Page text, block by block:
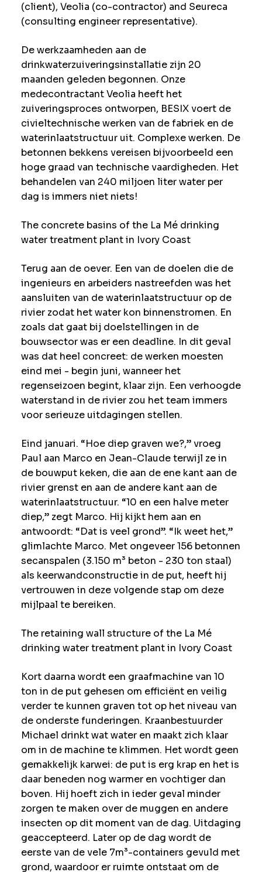
(client), Veolia (co-contractor) and Seureca
(consulting engineer representative).
De werkzaamheden aan de
drinkwaterzuiveringsinstallatie zijn 20
maanden geleden begonnen. Onze
medecontractant Veolia heeft het
zuiveringsproces ontworpen, BESIX voert de
civieltechnische werken van de fabriek en de
waterinlaatstructuur uit. Complexe werken. De
betonnen bekkens vereisen bijvoorbeeld een
hoge graad van technische vaardigheden. Het
behandelen van 240 miljoen liter water per
dag is immers niet niets!
The concrete basins of the La Mé drinking
water treatment plant in Ivory Coast
Terug aan de oever. Een van de doelen die de
ingenieurs en arbeiders nastreefden was het
aansluiten van de waterinlaatstructuur op de
rivier zodat het water kon binnenstromen. En
zoals dat gaat bij doelstellingen in de
bouwsector was er een deadline. In dit geval
was dat heel concreet: de werken moesten
eind mei - begin juni, wanneer het
regenseizoen begint, klaar zijn. Een verhoogde
waterstand in de rivier zou het team immers
voor serieuze uitdagingen stellen.
Eind januari. “Hoe diep graven we?,” vroeg
Paul aan Marco en Jean-Claude terwijl ze in
de bouwput keken, die aan de ene kant aan de
rivier grenst en aan de andere kant aan de
waterinlaatstructuur. “10 en een halve meter
diep,” zegt Marco. Hij kijkt hem aan en
antwoordt: “Dat is veel grond”. “Ik weet het,”
glimlachte Marco. Met ongeveer 156 betonnen
secanspalen (3.150 m³ beton - 230 ton staal)
als keerwandconstructie in de put, heeft hij
vertrouwen in deze volgende stap om deze
mijlpaal te bereiken.
The retaining wall structure of the La Mé
drinking water treatment plant in Ivory Coast
Kort daarna wordt een graafmachine van 10
ton in de put gehesen om efficiënt en veilig
verder te kunnen graven tot op het niveau van
de onderste funderingen. Kraanbestuurder
Michael drinkt wat water en maakt zich klaar
om in de machine te klimmen. Het wordt geen
gemakkelijk karwei: de put is erg krap en het is
daar beneden nog warmer en vochtiger dan
boven. Hij hoeft zich in ieder geval minder
zorgen te maken over de muggen en andere
insecten op dit moment van de dag. Uitdaging
geaccepteerd. Later op de dag wordt de
eerste van de vele 7m³-containers gevuld met
grond, waardoor er ruimte ontstaat om de